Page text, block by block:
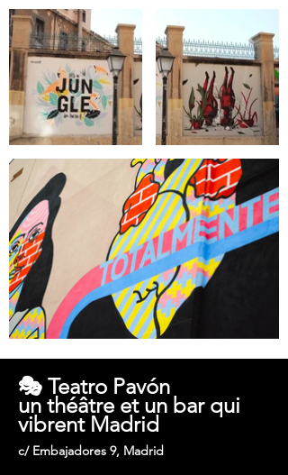
🎭 Teatro Pavón
un théâtre et un bar qui
vibrent Madrid
c/ Embajadores 9, Madrid